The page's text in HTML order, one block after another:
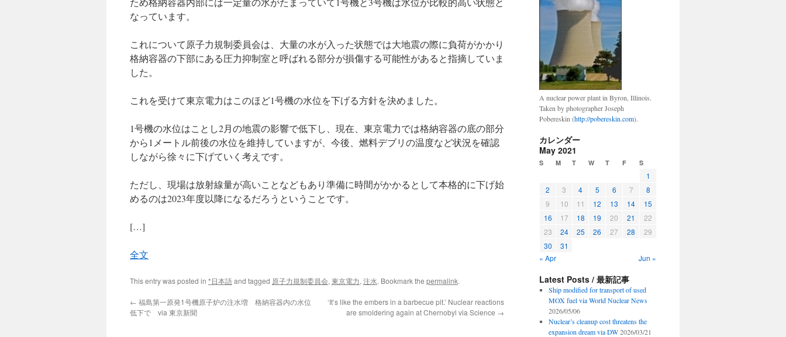
なっています。
これについて原子力規制委員会は、大量の水が入った状態では大地震の際に負荷がかかり
格納容器の下部にある圧力抑制室と呼ばれる部分が損傷する可能性があると指摘していま
した。
これを受けて東京電力はこのほど1号機の水位を下げる方針を決めました。
1号機の水位はことし2月の地震の影響で低下し、現在、東京電力では格納容器の底の部分
から1メートル前後の水位を維持していますが、今後、燃料デブリの温度など状況を確認
しながら徐々に下げていく考えです。
ただし、現場は放射線量が高いことなどもあり準備に時間がかかるとして本格的に下げ始
めるのは2023年度以降になるだろうということです。
[…]
全文
This entry was posted in *日本語and tagged 原子力規制委員会, 東京電力, 注水. Bookmark the permalink.
← 福島第一原発1号機原子炉の注水増 格納容器内の水位
低下で via 東京新聞
‘It’s like the embers in a barbecue pit.’ Nuclear reactions
are smoldering again at Chernobyl via Science →
A nuclear power plant in Byron, Illinois.
Taken by photographer Joseph
Pobereskin (http://pobereskin.com).
カレンダー
May 2021
S M T W T F S
1
2
3 4 5 6 7
8
9
10 11 12 13 14
15
16
17 18 19 20 21
22
23
24 25 26 27 28
29
30
31
« Apr
Jun »
Latest Posts / 最新記事
Ship modified for transport of used
MOX fuel via World Nuclear News
2026/05/06
Nuclear’s cleanup cost threatens the
expansion dream via DW 2026/03/21